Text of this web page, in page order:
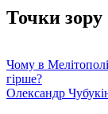
Точки зору
Чому в
гірше?
Олександр